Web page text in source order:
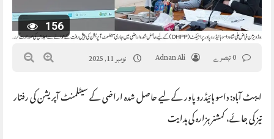
156
Adnan Ali نومبر 11, 2025
ایبٹ آباد: داسو ہائیڈرو پاور کے لیے حاصل شدہ اراضی کے سیٹلمنٹ آپریشن کی رفتار
تیز کی جائے، کمشنر ہزارہ کی ہدایت